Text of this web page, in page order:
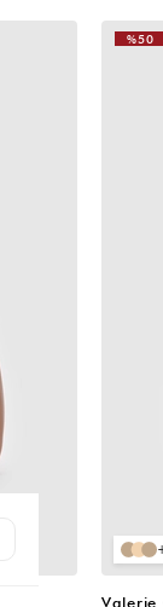
Valerie
%50